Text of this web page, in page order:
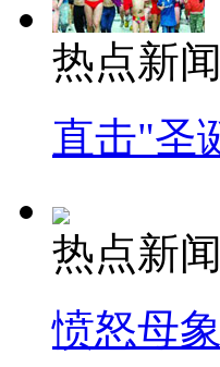
热点新闻
直击"圣
热点新闻
愤怒母